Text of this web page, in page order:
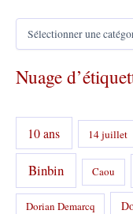
C
é
g
r
e
Nuage
10 ans 14 juillet
Binbin Caou
Dorian Demarcq